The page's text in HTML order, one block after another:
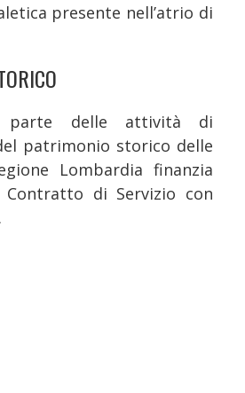
presente nell’atrio di
parte delle attività di
patrimonio storico delle
Lombardia finanzia
Contratto di Servizio con